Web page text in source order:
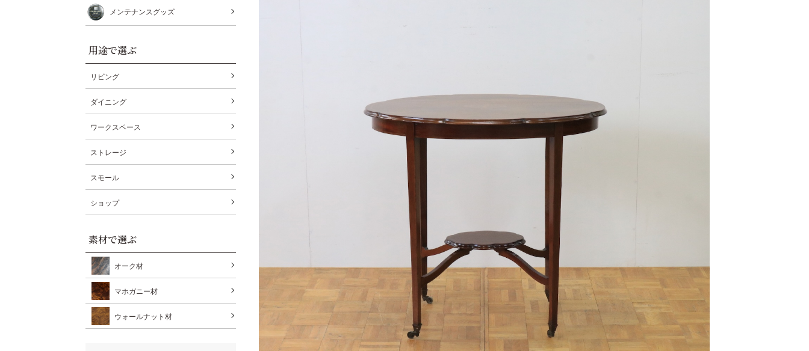
メンテナンスグッズ
用途で選ぶ
リビング
ダイニング
ワークスペース
ストレージ
スモール
ショップ
素材で選ぶ
オーク材
マホガニー材
ウォールナット材